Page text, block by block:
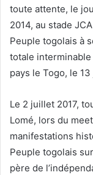
toute attente, le
2014, au stade
Peuple togolais à
totale interminable
pays le Togo, le
Le 2 juillet 2017,
Lomé, lors du
manifestations
Peuple togolais
père de